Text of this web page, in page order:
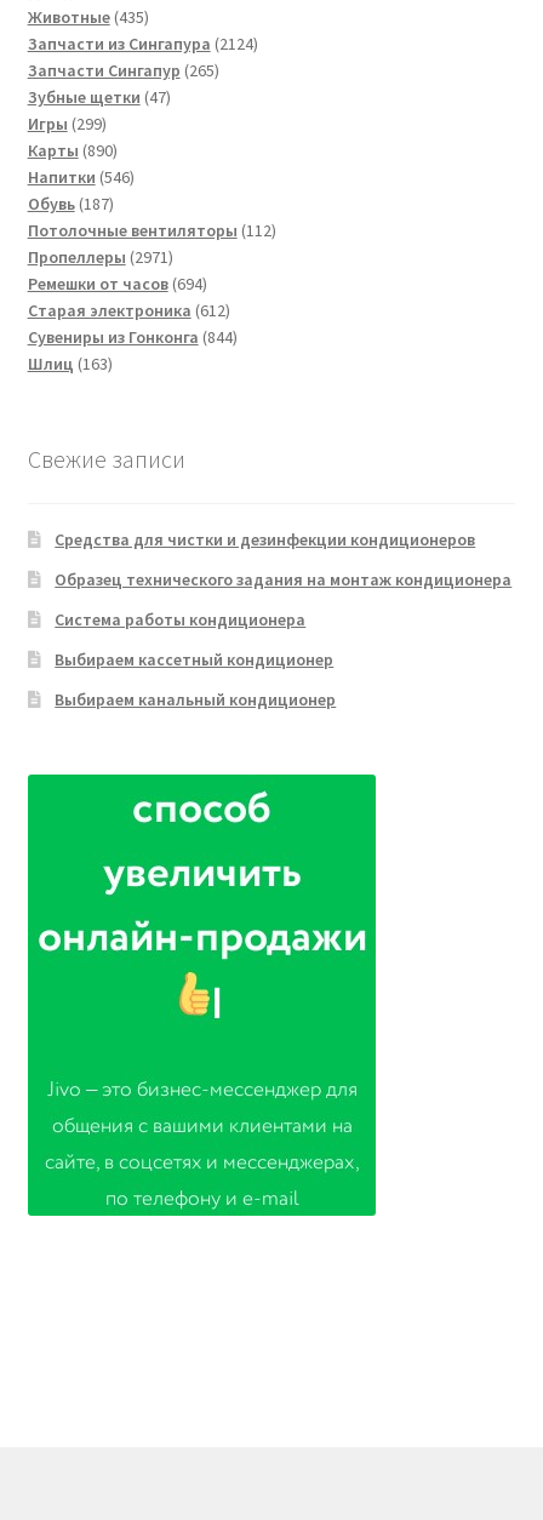
товара
Животные 435435
товаров
Запчасти из Сингапура 21242124
Запчасти Сингапур 265265
Зубные щетки 4747
Игры 299299
товаров
Карты 890890
товаров
Напитки 546546
Обувь 187187
товаров
Потолочные вентиляторы 112112
Пропеллеры 29712971
товар
Ремешки от часов 694694
товара
Старая электроника 612612
товаров
Сувениры из Гонконга 844844
Шлиц 163163
Свежие записи
Средства для чистки и дезинфекции кондиционеров
Образец технического задания на монтаж кондиционера
Система работы кондиционера
Выбираем кассетный кондиционер
Выбираем канальный кондиционер